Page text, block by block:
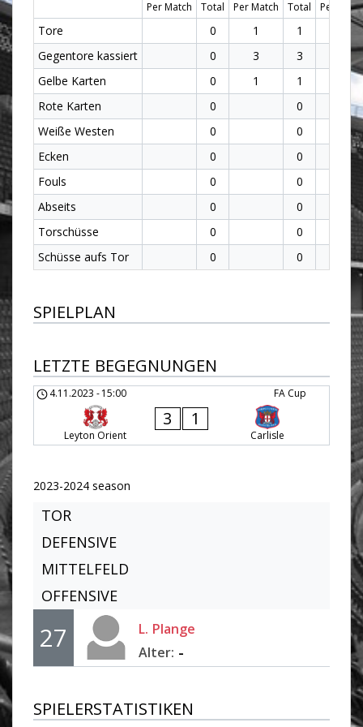
Per Match
Total Per Match Total Per
Tore 0 1 1
Gegentore kassiert
0 3 3
Gelbe Karten
0 1 1
Rote Karten
0
0
Weiße Westen
0
0
Ecken
0
0
Fouls
0
0
Abseits
0
0
Torschüsse
0
0
Schüsse aufs Tor
0 0
SPIELPLAN
LETZTE BEGEGNUNGEN
FA Cup
4.11.2023 -15:00
Leyton Orient
3 1
Carlisle
2023-2024 season
TOR
DEFENSIVE
MITTELFELD
OFFENSIVE
27 L. Plange
Alter: -
SPIELERSTATISTIKEN